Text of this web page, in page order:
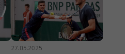
27.05.2025